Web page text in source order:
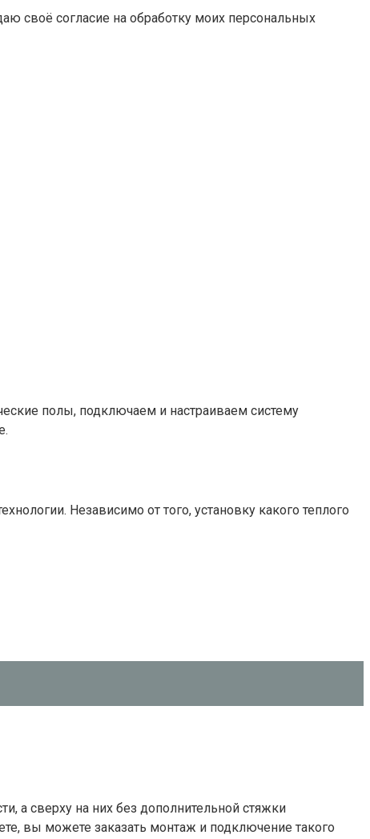
своё согласие на обработку моих персональных
полы, подключаем и настраиваем систему
Независимо от того, установку какого теплого
а сверху на них без дополнительной стяжки
вы можете заказать монтаж и подключение такого